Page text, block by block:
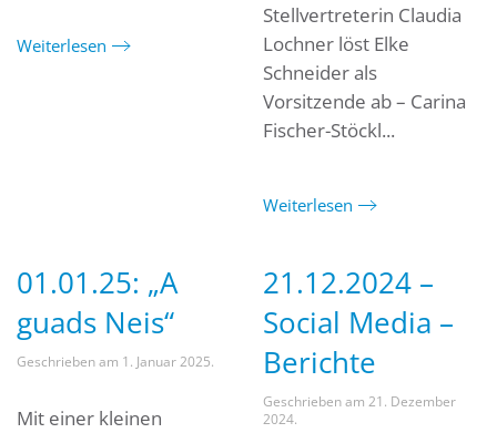
Weiterlesen
Stellvertreterin Claudia
Lochner löst Elke
Schneider als
Vorsitzende ab – Carina
Fischer-Stöckl...
Weiterlesen
01.01.25: „A
guads Neis“
Geschrieben am 1. Januar 2025.
Mit einer kleinen
21.12.2024 –
Social Media –
Berichte
Geschrieben am 21. Dezember
2024.